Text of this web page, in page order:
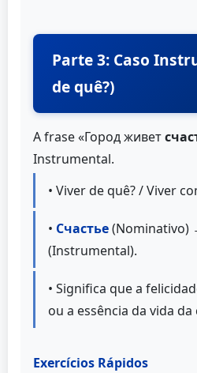
Parte 3: Caso
de quê?)
A frase «Город живет
Instrumental.
• Viver de quê? / Viver
• Счастье(Nominativo)
(Instrumental).
• Significa que a
ou a essência da vida da
Exercícios Rápidos